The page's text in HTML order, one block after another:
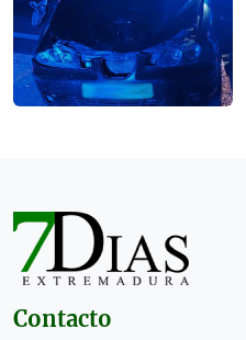
Contacto